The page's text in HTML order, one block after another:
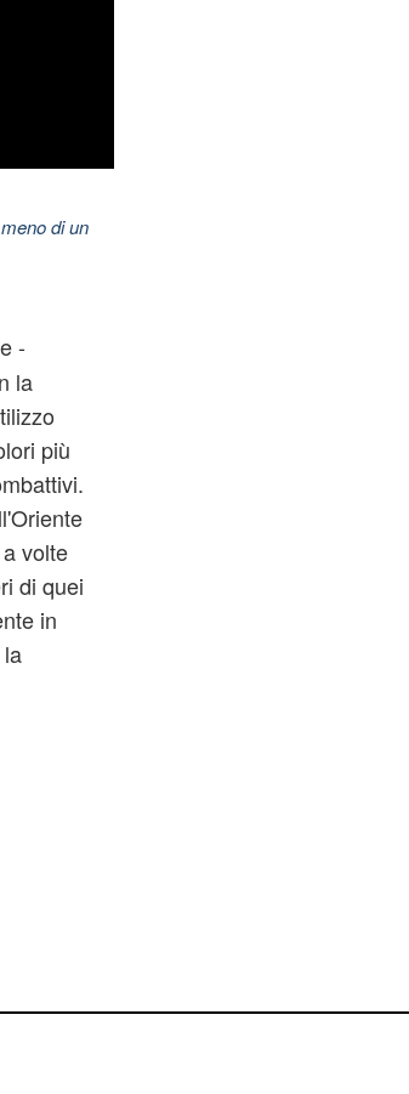
di un
-
la
più
volte
di quei
in